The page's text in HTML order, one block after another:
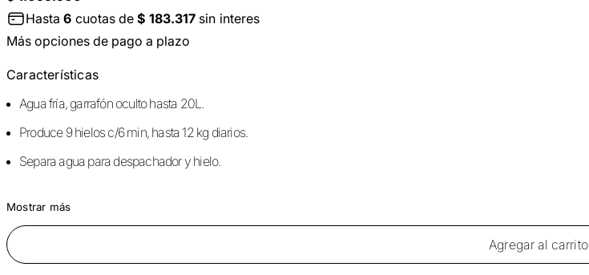
Hasta6 cuotas de$ 183.317 sin interes
Más opciones de pago a plazo
Características
Agua fría, garrafón oculto hasta 20L.
Produce 9 hielos c/6 min, hasta 12 kg diarios.
Separa agua para despachador y hielo.
Mostrar más
Agregar al carrito